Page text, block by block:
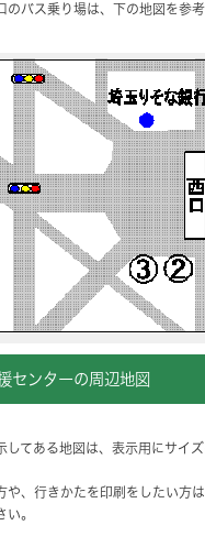
のバス乗り場は、下の地図を参考
センターの周辺地図
してある地図は、表示用にサイ
や、行きかたを印刷をしたい方
い。